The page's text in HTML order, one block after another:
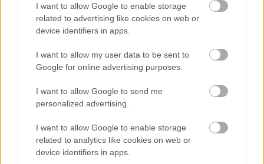
I want to allow Google to enable storage
related to advertising like cookies on web or
device identifiers in apps.
I want to allow my user data to be sent to
Google for online advertising purposes.
I want to allow Google to send me
personalized advertising.
I want to allow Google to enable storage
related to analytics like cookies on web or
device identifiers in apps.
amely minden akadály ellenére átmegy. A játékosságot
az emberből nem lehet kiölni, a színház léte alapvetően
ma sem forog veszélyben: ha a cenzúra, ahogy az
évezredek során gyakorta, megint mindent el akar
törölni, ami élet, a színházi formák a színházon kívül
kezdenek el burjánozni. A színház nem kultúrnövény,
ahogy a hatalmasságok vélik, esztétikai dogmák szerint
nem lehet ápolni, hiába akarják a kritikusok. A színház
gyom, felüti a fejét akárhol, ahol csak emberek
tanyáznak.
Kapcsolódó cikkek